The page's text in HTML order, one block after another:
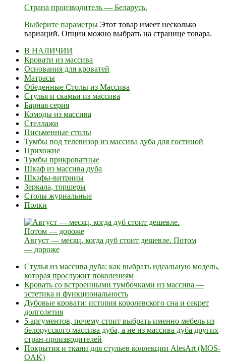
Страна производитель — Беларусь.
Выберите параметры Этот товар имеет несколько
вариаций. Опции можно выбрать на странице товара.
В НАЛИЧИИ
Кровати из массива
Основания для кроватей
Матрасы
Обеденные Столы из Массива
Стулья и скамьи из массива
Барная серия
Комоды из массива
Стеллажи
Письменные столы
Тумбы под телевизор из массива дуба для гостиной
Прихожие
Тумбы прикроватные
Шкаф из массива дуба
Шкафы-витрины
Зеркала, торшеры
Столы журнальные
Полки
Август — месяц, когда дуб стоит дешевле. Потом
— дороже
Стулья из массива дуба: как выбрать идеальную модель,
которая прослужит поколениям
Кровать со встроенными тумбочками из массива —
эстетика и функциональность
Дубовые кровати: история королевского сна и секрет
долголетия
5 аргументов, почему стоит выбрать именно мебель из
белорусского массива дуба, а не из массива дуба других
стран-производителей
Покрытия и ткани для стульев коллекции AlesArt (MOS-
OAK)